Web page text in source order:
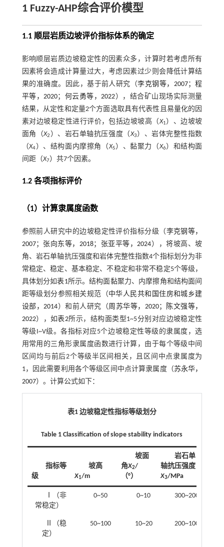
1 Fuzzy-AHP综合评价模型
1.1 顺层岩质边坡评价指标体系的确定
影响顺层岩质边坡稳定性的因素众多，计算时若考虑所有
因素将会造成计算量过大，考虑因素过少则会降低计算结
果的准确度。因此，基于前人研究（李克钢等，2007； 程
平等，2020； 何云勇等，2022），结合矿山现场实际测量
结果，从定性和定量2个方面选取具有代表性且易量化的因
素对边坡稳定性进行评价，包括边坡坡高（X1）、边坡坡
面角（X2 ）、岩石单轴抗压强度（X3）、岩体完整性指数
（X4）、结构面内摩擦角（X5）、黏聚力（X6）和结构面
间距（X7）共7个因素。
1.2 各项指标评价
（1）计算隶属度函数
参照前人研究中的边坡稳定性评价指标分级（李克钢等，
2007； 张向东等，2018； 张亚平等，2024），将坡高、坡
角、岩石单轴抗压强度和岩体完整性指数4个指标划分为非
常稳定、稳定、基本稳定、不稳定和非常不稳定5个等级，
具体划分如表1所示。结构面黏聚力、内摩擦角和结构面间
距等级划分参照相关规范（中华人民共和国住房和城乡建
设部，2014）和前人研究（周苏华等，2020；
陈文强等，
2022），如表2所示，结构面类型1~5分别对应边坡稳定性
等级I~V级。各指标对应5个边坡稳定性等级的隶属度，选
用常用的三角形隶属度函数进行计算，由于每个等级中间
区间均与前后2个等级半区间相关，且区间中点隶属度为
1，因此需要利用各个等级区间中点计算隶属度（苏永华，
2007）。计算公式如下：
表1 边坡稳定性指标等级划分
Table 1 Classification of slope stability indicators
指标等
级
坡高
X1/m
坡面
角X2/
（°）
岩石单
轴抗压强度
X3/MPa
Ⅰ（非
常稳定）
0~50 0~10 300~200
Ⅱ（稳
定）
50~100 10~20 200~100